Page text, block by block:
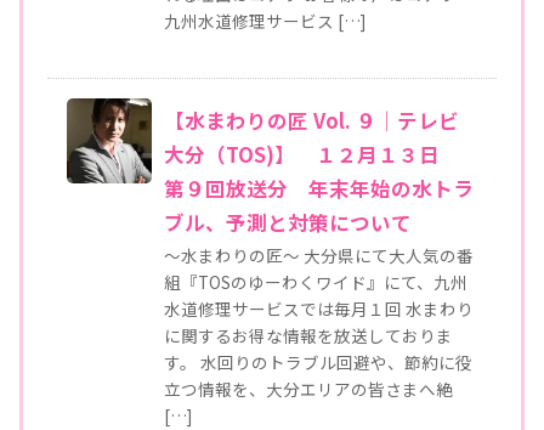
九州水道修理サービス […]
【水まわりの匠 Vol. ９｜テレビ
大分（TOS)】 １２月１３日
第９回放送分 年末年始の水トラ
ブル、予測と対策について
～水まわりの匠～ 大分県にて大人気の番
組『TOSのゆーわくワイド』にて、九州
水道修理サービスでは毎月１回 水まわり
に関するお得な情報を放送しておりま
す。 水回りのトラブル回避や、節約に役
立つ情報を、大分エリアの皆さまへ絶
[…]